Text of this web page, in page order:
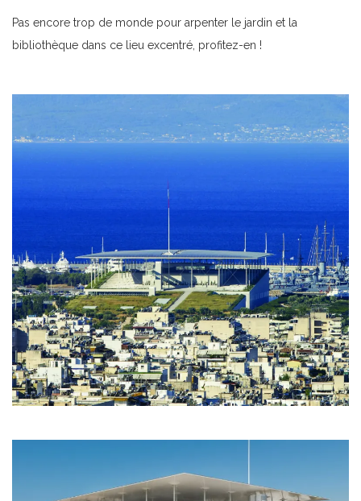
Pas encore trop de monde pour arpenter le jardin et la
bibliothèque dans ce lieu excentré, profitez-en !